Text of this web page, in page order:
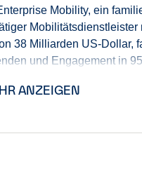
ANZEIGEN
Mobility,ein
r Mobilitätsdienstleister
38 Milliarden US-Dollar,
und Engagement in 95
das Unternehmen